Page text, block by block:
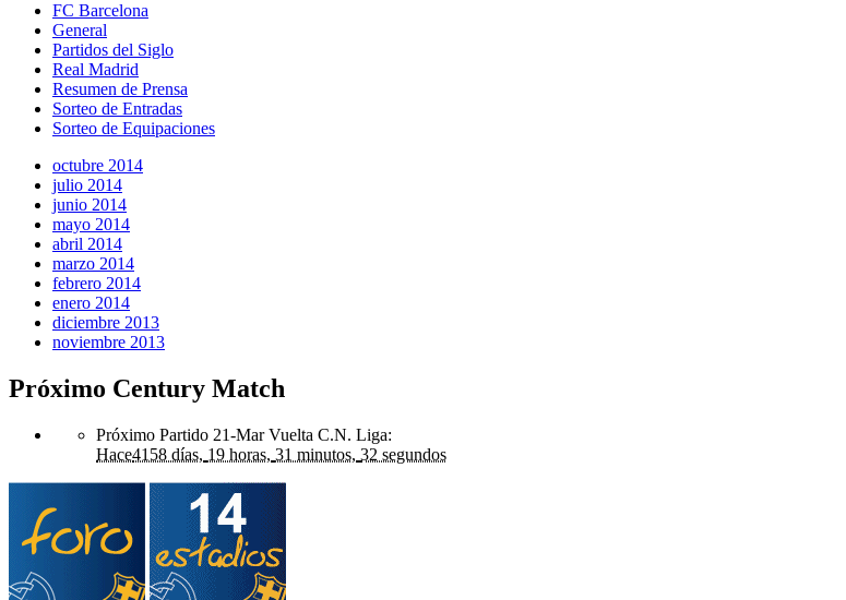
FC Barcelona
General
Partidos del Siglo
Real Madrid
Resumen de Prensa
Sorteo de Entradas
Sorteo de Equipaciones
octubre 2014
julio 2014
junio 2014
mayo 2014
abril 2014
marzo 2014
febrero 2014
enero 2014
diciembre 2013
noviembre 2013
Próximo Century Match
Próximo Partido 21-Mar Vuelta C.N. Liga:
Hace4158 días, 19 horas, 31 minutos, 32 segundos